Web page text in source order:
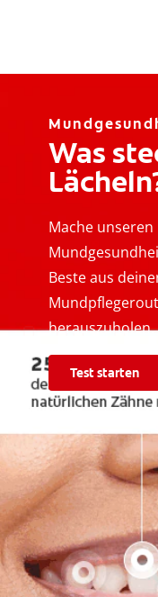
Was
Mache unseren
Beste aus
herauszuholen.
Test starten